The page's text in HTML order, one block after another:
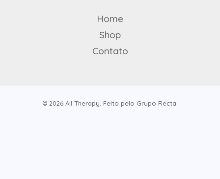
Home
Shop
Contato
© 2026 All Therapy. Feito pelo Grupo Recta.